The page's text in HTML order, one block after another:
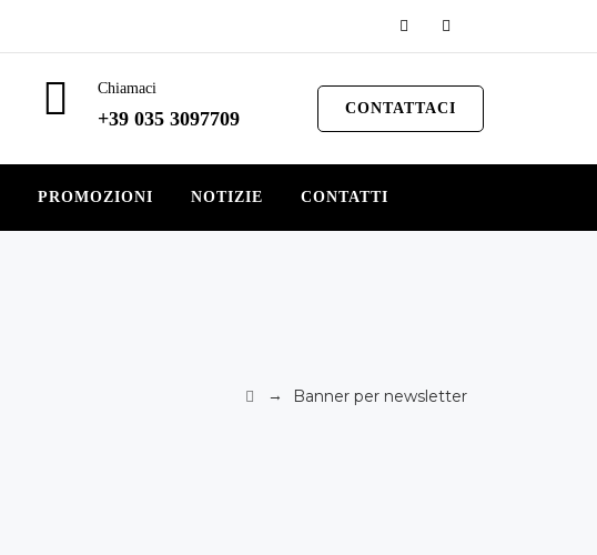
Chiamaci
+39 035 3097709 CONTATTACI
PROMOZIONI NOTIZIE CONTATTI
→ Banner per newsletter